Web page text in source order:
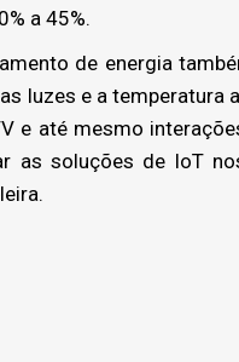
a 45%.
de energia
luzes e a temperatura
e até mesmo
as soluções de IoT